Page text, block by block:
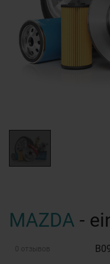
MAZDA -
0 отзывов